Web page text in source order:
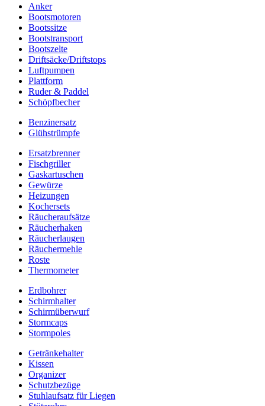
Anker
Bootsmotoren
Bootssitze
Bootstransport
Bootszelte
Driftsäcke/Driftstops
Luftpumpen
Plattform
Ruder & Paddel
Schöpfbecher
Benzinersatz
Glühstrümpfe
Ersatzbrenner
Fischgriller
Gaskartuschen
Gewürze
Heizungen
Kochersets
Räucheraufsätze
Räucherhaken
Räucherlaugen
Räuchermehle
Roste
Thermometer
Erdbohrer
Schirmhalter
Schirmüberwurf
Stormcaps
Stormpoles
Getränkehalter
Kissen
Organizer
Schutzbezüge
Stuhlaufsatz für Liegen